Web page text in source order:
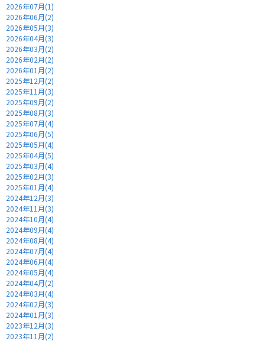
2026年07月(1)
2026年06月(2)
2026年05月(3)
2026年04月(3)
2026年03月(2)
2026年02月(2)
2026年01月(2)
2025年12月(2)
2025年11月(3)
2025年09月(2)
2025年08月(3)
2025年07月(4)
2025年06月(5)
2025年05月(4)
2025年04月(5)
2025年03月(4)
2025年02月(3)
2025年01月(4)
2024年12月(3)
2024年11月(3)
2024年10月(4)
2024年09月(4)
2024年08月(4)
2024年07月(4)
2024年06月(4)
2024年05月(4)
2024年04月(2)
2024年03月(4)
2024年02月(3)
2024年01月(3)
2023年12月(3)
2023年11月(2)